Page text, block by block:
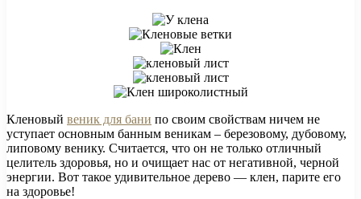
Кленовый веник для бани по своим свойствам ничем не
уступает основным банным веникам – березовому, дубовому,
липовому венику. Считается, что он не только отличный
целитель здоровья, но и очищает нас от негативной, черной
энергии. Вот такое удивительное дерево — клен, парите его
на здоровье!